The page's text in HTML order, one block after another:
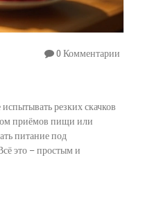
0 Комментарии
резких скачков
приёмов пищи или
питание под
это – простым и